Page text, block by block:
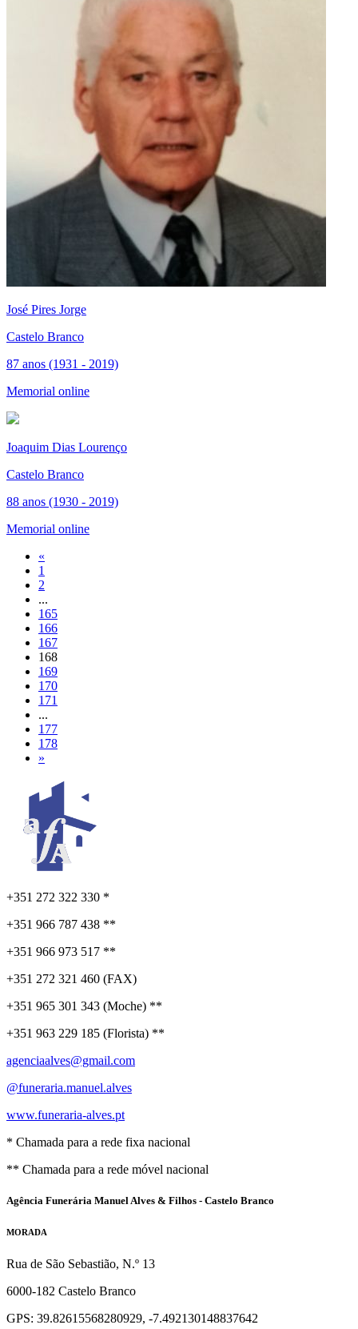
José Pires Jorge
Castelo Branco
87 anos (1931 - 2019)
Memorial online
Joaquim Dias Lourenço
Castelo Branco
88 anos (1930 - 2019)
Memorial online
«
1
2
...
165
166
167
168
169
170
171
...
177
178
»
+351 272 322 330 *
+351 966 787 438 **
+351 966 973 517 **
+351 272 321 460 (FAX)
+351 965 301 343 (Moche) **
+351 963 229 185 (Florista) **
agenciaalves@gmail.com
@funeraria.manuel.alves
www.funeraria-alves.pt
* Chamada para a rede fixa nacional
** Chamada para a rede móvel nacional
Agência Funerária Manuel Alves & Filhos - Castelo Branco
MORADA
Rua de São Sebastião, N.º 13
6000-182 Castelo Branco
GPS: 39.82615568280929, -7.492130148837642